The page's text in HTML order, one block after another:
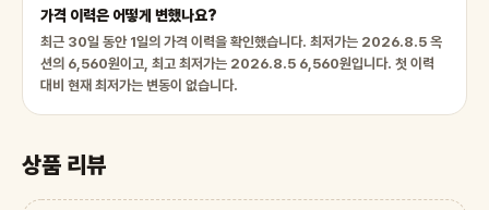
가격 이력은 어떻게 변했나요?
최근 30일 동안 1일의 가격 이력을 확인했습니다. 최저가는 2026.8.5 옥
션의 6,560원이고, 최고 최저가는 2026.8.5 6,560원입니다. 첫 이력
대비 현재 최저가는 변동이 없습니다.
상품 리뷰